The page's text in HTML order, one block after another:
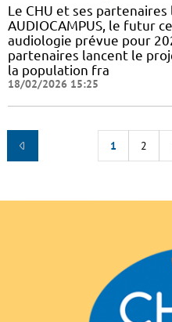
Le CHU et ses
AUDIOCAMPUS, le futur
audiologie prévue pour
partenaires lancent le
la population fra
18/02/2026 15:25
1 2